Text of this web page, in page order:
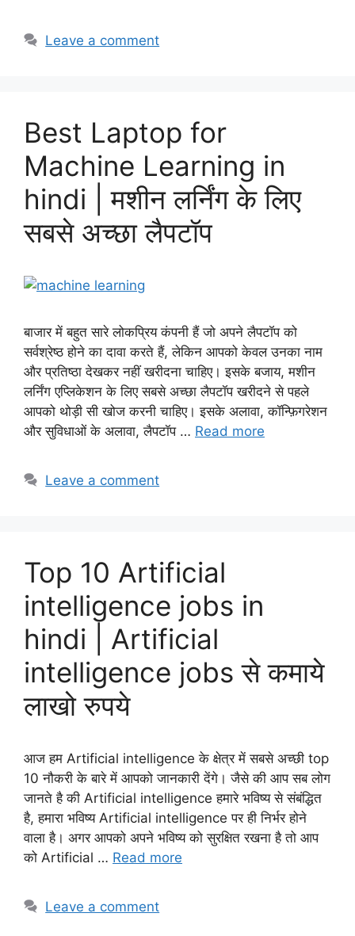
Leave a comment
Best Laptop for
Machine Learning in
hindi | मशीन लर्निंग के लिए
सबसे अच्छा लैपटॉप
बाजार में बहुत सारे लोकप्रिय कंपनी हैं जो अपने लैपटॉप को
सर्वश्रेष्ठ होने का दावा करते हैं, लेकिन आपको केवल उनका नाम
और प्रतिष्ठा देखकर नहीं खरीदना चाहिए। इसके बजाय, मशीन
लर्निंग एप्लिकेशन के लिए सबसे अच्छा लैपटॉप खरीदने से पहले
आपको थोड़ी सी खोज करनी चाहिए। इसके अलावा, कॉन्फ़िगरेशन
और सुविधाओं के अलावा, लैपटॉप … Read more
Leave a comment
Top 10 Artificial
intelligence jobs in
hindi | Artificial
intelligence jobs से कमाये
लाखो रुपये
आज हम Artificial intelligence के क्षेत्र में सबसे अच्छी top
10 नौकरी के बारे में आपको जानकारी देंगे। जैसे की आप सब लोग
जानते है की Artificial intelligence हमारे भविष्य से संबंद्धित
है, हमारा भविष्य Artificial intelligence पर ही निर्भर होने
वाला है। अगर आपको अपने भविष्य को सुरक्षित रखना है तो आप
को Artificial … Read more
Leave a comment